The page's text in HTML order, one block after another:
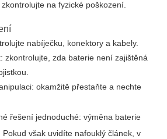
na fyzické poškození.
nabíječku, konektory a kabely.
zkontrolujte, zda baterie není zajištěná
okamžitě přestaňte a nechte
řešení jednoduché: výměna baterie
však uvidíte nafouklý článek, v